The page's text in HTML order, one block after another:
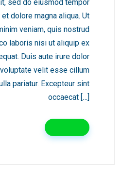
sed do eiusmod tempor
dolore magna aliqua. Ut
veniam, quis nostrud
laboris nisi ut aliquip ex
Duis aute irure dolor
velit esse cillum
pariatur. Excepteur sint
occaecat […]